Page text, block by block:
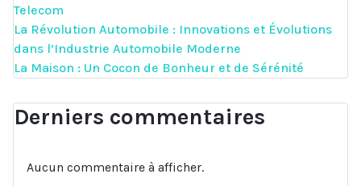
Telecom
La Révolution Automobile : Innovations et Évolutions
dans l’Industrie Automobile Moderne
La Maison : Un Cocon de Bonheur et de Sérénité
Derniers commentaires
Aucun commentaire à afficher.